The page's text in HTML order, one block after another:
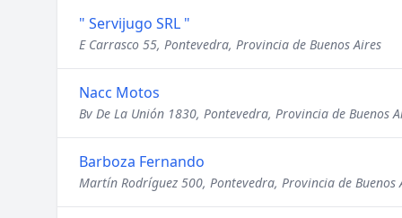
" Servijugo SRL "
E Carrasco 55, Pontevedra, Provincia de Buenos Aires
Nacc Motos
Bv De La Unión 1830, Pontevedra, Provincia de Buenos
Barboza Fernando
Martín Rodríguez 500, Pontevedra, Provincia de Buenos